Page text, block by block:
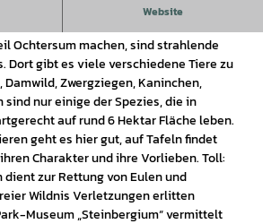
Website
Ochtersum machen, sind strahlende
Dort gibt es viele verschiedene Tiere zu
Damwild, Zwergziegen, Kaninchen,
sind nur einige der Spezies, die in
auf rund 6 Hektar Fläche leben.
geht es hier gut, auf Tafeln findet
Charakter und ihre Vorlieben. Toll:
zur Rettung von Eulen und
Wildnis Verletzungen erlitten
Museum „Steinbergium“ vermittelt